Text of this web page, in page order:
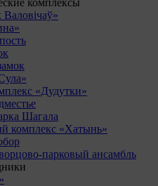
комплексы
Валовічаў»
«Дудутки»
Шагала
комплекс «Хатынь»
парковый ансамбль